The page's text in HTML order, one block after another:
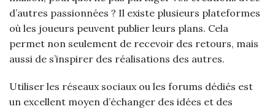
d’autres passionnées ? Il existe plusieurs plateformes
où les joueurs peuvent publier leurs plans. Cela
permet non seulement de recevoir des retours, mais
aussi de s’inspirer des réalisations des autres.
Utiliser les réseaux sociaux ou les forums dédiés est
un excellent moyen d’échanger des idées et des